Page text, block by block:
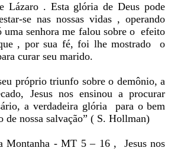
Lázaro . Esta glória de Deus pode
se nas nossas vidas , operando
uma senhora me falou sobre o efeito
, por sua fé, foi lhe mostrado o
curar seu marido.
próprio triunfo sobre o demônio, a
Jesus nos ensinou a procurar
a verdadeira glória para o bem
de nossa salvação” ( S. Hollman)
Montanha - MT 5 – 16 , Jesus nos